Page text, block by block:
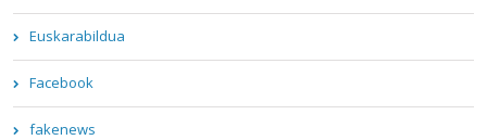
Euskarabildua
Facebook
fakenews